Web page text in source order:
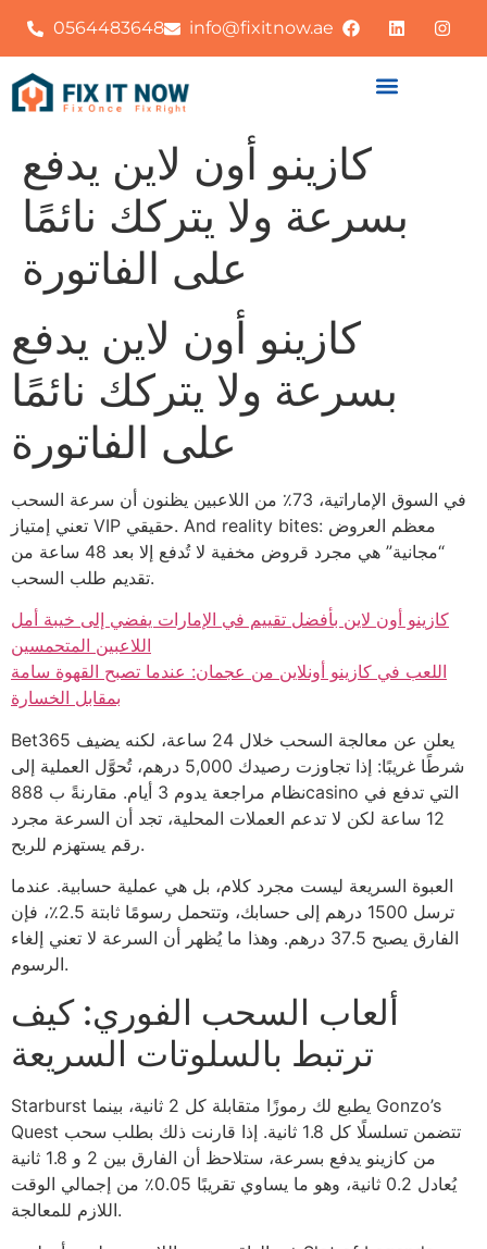
0564483648 info@fixitnow.ae
كازينو أون لاين يدفع
بسرعة ولا يتركك نائمًا
على الفاتورة
كازينو أون لاين يدفع
بسرعة ولا يتركك نائمًا
على الفاتورة
في السوق الإماراتية، 73٪ من اللاعبين يظنون أن سرعة السحب
تعني إمتياز VIP حقيقي. And reality bites: معظم العروض
“مجانية” هي مجرد قروض مخفية لا تُدفع إلا بعد 48 ساعة من
تقديم طلب السحب.
كازينو أون لاين بأفضل تقييم في الإمارات يفضي إلى خيبة أمل
اللاعبين المتحمسين
اللعب في كازينو أونلاين من عجمان: عندما تصبح القهوة سامة
بمقابل الخسارة
Bet365 يعلن عن معالجة السحب خلال 24 ساعة، لكنه يضيف
شرطًا غريبًا: إذا تجاوزت رصيدك 5,000 درهم، تُحوَّل العملية إلى
نظام مراجعة يدوم 3 أيام. مقارنةً ب 888casino التي تدفع في
12 ساعة لكن لا تدعم العملات المحلية، تجد أن السرعة مجرد
رقم يستهزم للربح.
العبوة السريعة ليست مجرد كلام، بل هي عملية حسابية. عندما
ترسل 1500 درهم إلى حسابك، وتتحمل رسومًا ثابتة 2.5٪، فإن
الفارق يصبح 37.5 درهم. وهذا ما يُظهر أن السرعة لا تعني إلغاء
الرسوم.
ألعاب السحب الفوري: كيف
ترتبط بالسلوتات السريعة
Starburst يطبع لك رموزًا متقابلة كل 2 ثانية، بينما Gonzo’s
Quest تتضمن تسلسلًا كل 1.8 ثانية. إذا قارنت ذلك بطلب سحب
من كازينو يدفع بسرعة، ستلاحظ أن الفارق بين 2 و 1.8 ثانية
يُعادل 0.2 ثانية، وهو ما يساوي تقريبًا 0.05٪ من إجمالي الوقت
اللازم للمعالجة.